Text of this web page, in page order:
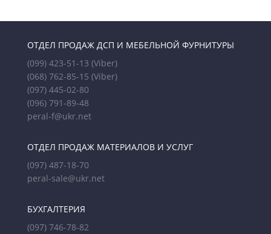
ОТДЕЛ ПРОДАЖ ДСП И МЕБЕЛЬНОЙ ФУРНИТУРЫ
(099) 423-51-13 (Viber)
(068) 762-85-15 (Viber)
(097) 445-02-80
(096) 791-89-48
peral-f@ukr.net
ОТДЕЛ ПРОДАЖ МАТЕРИАЛОВ И УСЛУГ
(097) 487-18-70
peral-sale@ukr.net
БУХГАЛТЕРИЯ
(097) 746-78-82